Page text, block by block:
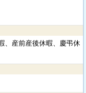
、産前産後休暇、慶弔休